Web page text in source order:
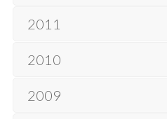
2011
2010
2009